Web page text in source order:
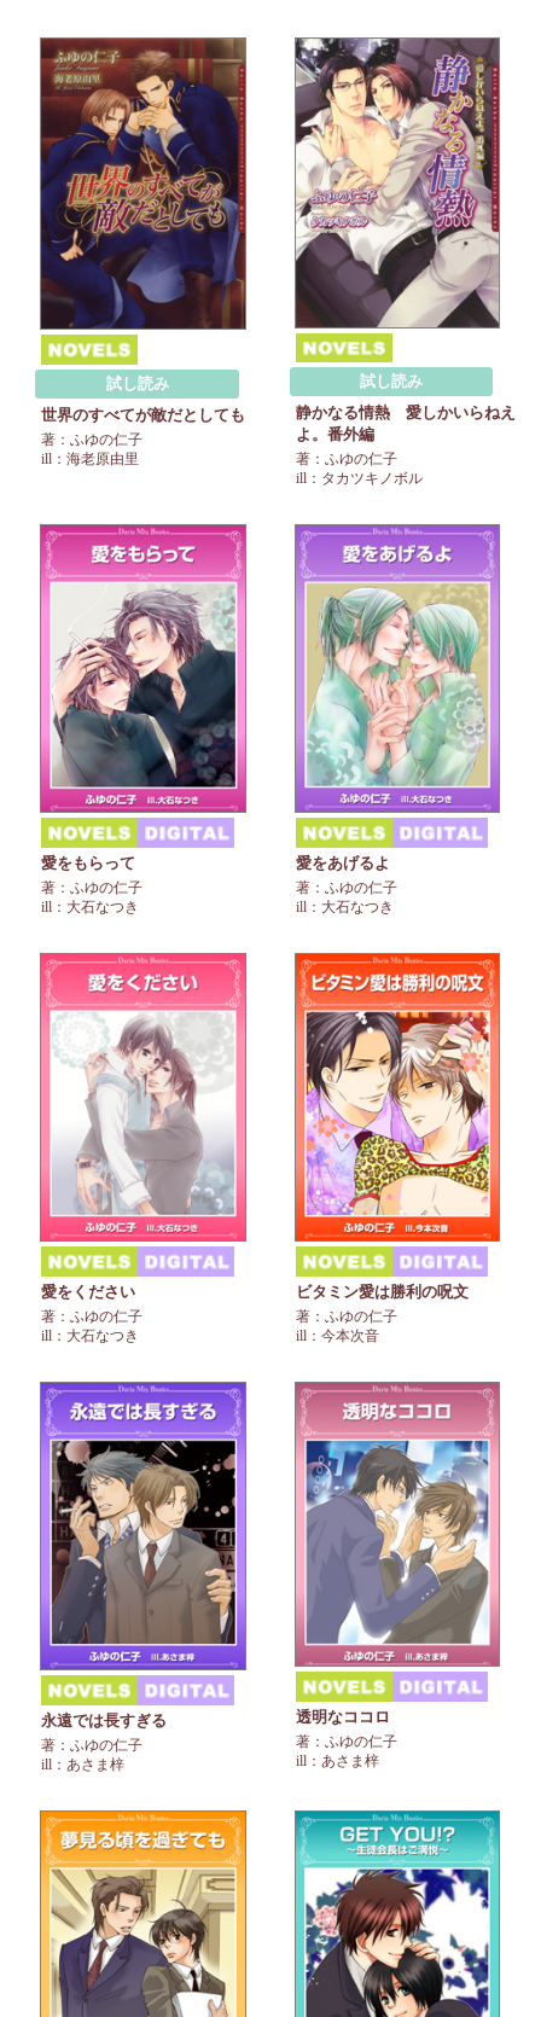
試し読み
世界のすべてが敵だとしても
著：ふゆの仁子
ill：海老原由里
試し読み
静かなる情熱 愛しかいらねえ
よ。番外編
著：ふゆの仁子
ill：タカツキノボル
愛をもらって
著：ふゆの仁子
ill：大石なつき
愛をあげるよ
著：ふゆの仁子
ill：大石なつき
愛をください
著：ふゆの仁子
ill：大石なつき
ビタミン愛は勝利の呪文
著：ふゆの仁子
ill：今本次音
永遠では長すぎる
著：ふゆの仁子
ill：あさま梓
透明なココロ
著：ふゆの仁子
ill：あさま梓